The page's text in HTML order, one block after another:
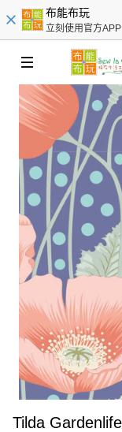
布能布玩
立刻使用官方APP
Tilda